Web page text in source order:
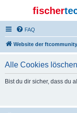
fischer
FAQ
Website der ftcommunity
Alle Cookies löschen
Bist du dir sicher, dass du